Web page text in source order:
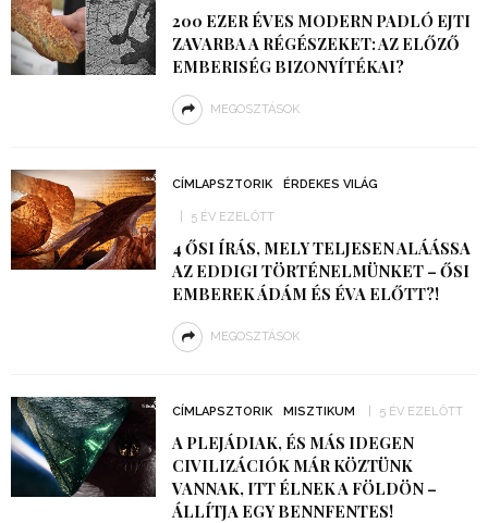
200 EZER ÉVES MODERN PADLÓ EJTI
ZAVARBA A RÉGÉSZEKET: AZ ELŐZŐ
EMBERISÉG BIZONYÍTÉKAI?
MEGOSZTÁSOK
CÍMLAPSZTORIK ÉRDEKES VILÁG
5 ÉV EZELŐTT
4 ŐSI ÍRÁS, MELY TELJESEN ALÁÁSSA
AZ EDDIGI TÖRTÉNELMÜNKET – ŐSI
EMBEREK ÁDÁM ÉS ÉVA ELŐTT?!
MEGOSZTÁSOK
CÍMLAPSZTORIK MISZTIKUM 5 ÉV EZELŐTT
A PLEJÁDIAK, ÉS MÁS IDEGEN
CIVILIZÁCIÓK MÁR KÖZTÜNK
VANNAK, ITT ÉLNEK A FÖLDÖN –
ÁLLÍTJA EGY BENNFENTES!